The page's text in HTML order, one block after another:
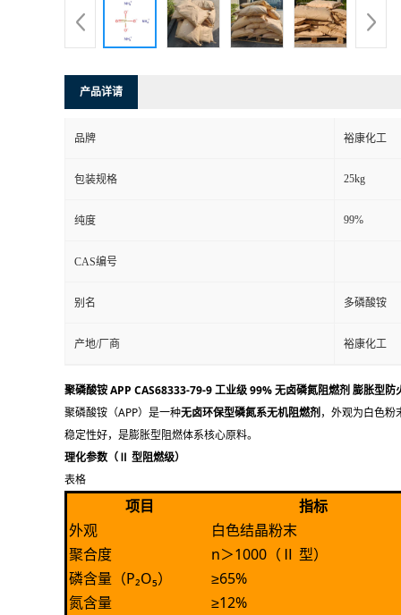
产品详请
品牌 裕康化工
包装规格 25kg
纯度 99%
CAS编号
别名 多磷酸铵
产地/厂商 裕康化工
聚磷酸铵 APP CAS68333-79-9 工业级 99% 无卤磷氮阻燃剂 膨胀型防
聚磷酸铵（APP）是一种无卤环保型磷氮系无机阻燃剂，外观为白色粉
稳定性好，是膨胀型阻燃体系核心原料。
理化参数（Ⅱ 型阻燃级）
表格
项目
指标
外观
白色结晶粉末
聚合度
n＞1000（Ⅱ 型）
磷含量（P₂O₅）
≥65%
氮含量
≥12%